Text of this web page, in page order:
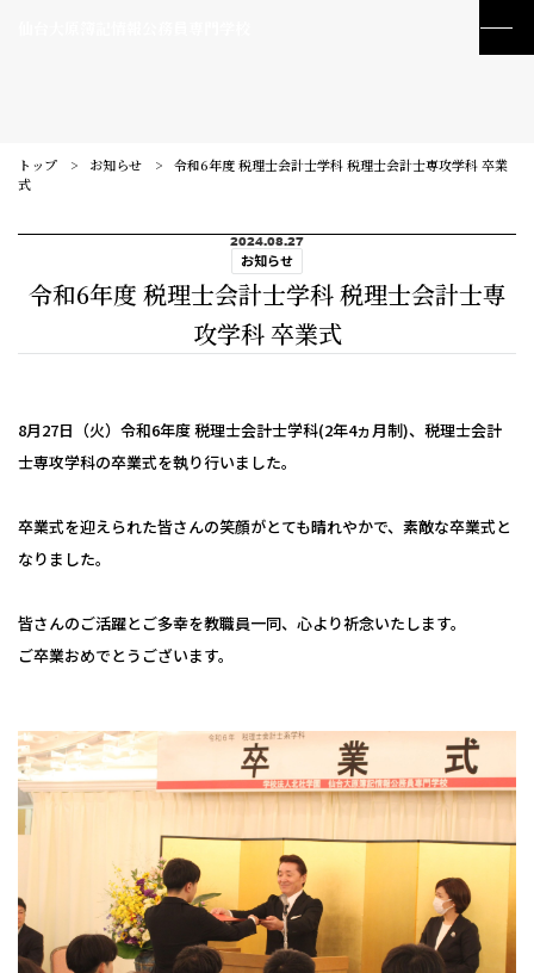
保護者の皆様へ
高校教員の皆様へ
卒業生の方へ
仙台大原ってこんな学校
学校紹介
学生紹介
卒業生紹介
キャンパス紹介
キャンパスライフ
公務員系
事務系
IT・ビジネス系
法律系
公務員・就職・資格実績
就職内定実績
資格・検定合格実績
入試について
コンビニ決済（選考料）
イベント情報
オープンキャンパスに申し込む
お知らせ
トップ お知らせ
令和6年度 税理士会計士学科 税理士会計士専攻学科 卒業
式
2024.08.27
お知らせ
令和6年度 税理士会計士学科 税理士会計士専
攻学科 卒業式
8月27日（火）令和6年度 税理士会計士学科(2年4ヵ月制)、税理士会計
士専攻学科の卒業式を執り行いました。
卒業式を迎えられた皆さんの笑顔がとても晴れやかで、素敵な卒業式と
なりました。
皆さんのご活躍とご多幸を教職員一同、心より祈念いたします。
ご卒業おめでとうございます。